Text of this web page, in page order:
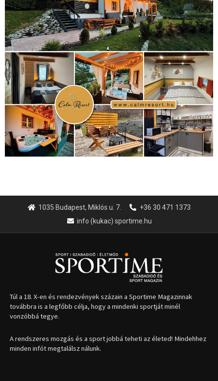
(126)Video (247)világbajnokság(162) Világkupa(129)vitorlázás
(222)vívás(174)vízilabda(197)Érdi Mária(130)életmód(416)
úszás(361)
Hirdetés
1035 Budapest, Miklós u. 7.
+36 30 471 1373